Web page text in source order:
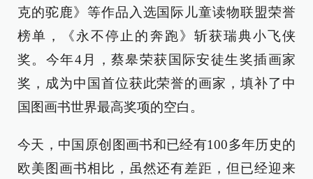
克的驼鹿》等作品入选国际儿童读物联盟荣誉
榜单，《永不停止的奔跑》斩获瑞典小飞侠
奖。今年4月，蔡皋荣获国际安徒生奖插画家
奖，成为中国首位获此荣誉的画家，填补了中
国图画书世界最高奖项的空白。
今天，中国原创图画书和已经有100多年历史的
欧美图画书相比，虽然还有差距，但已经迎来